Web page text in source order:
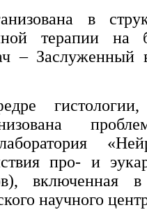
в
терапии на
–
про- и
включенная в
научного